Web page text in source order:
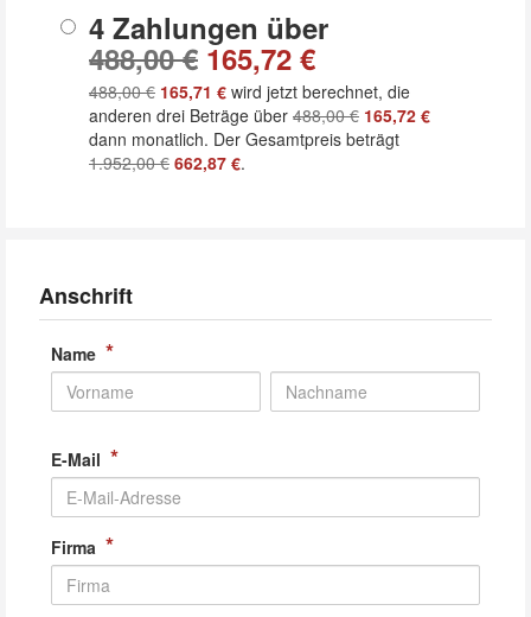
4 Zahlungen über
488,00 € 165,72 €
488,00 € 165,71 € wird jetzt berechnet, die
anderen drei Beträge über 488,00 € 165,72 €
dann monatlich. Der Gesamtpreis beträgt
1.952,00 € 662,87 €.
Anschrift
Name *
E-Mail *
Firma *